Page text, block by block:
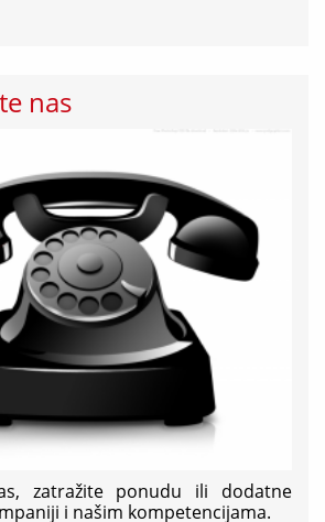
nas
zatražite ponudu ili dodatne
i našim kompetencijama.